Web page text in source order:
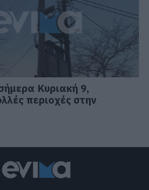
Κυριακή 9,
περιοχές στην